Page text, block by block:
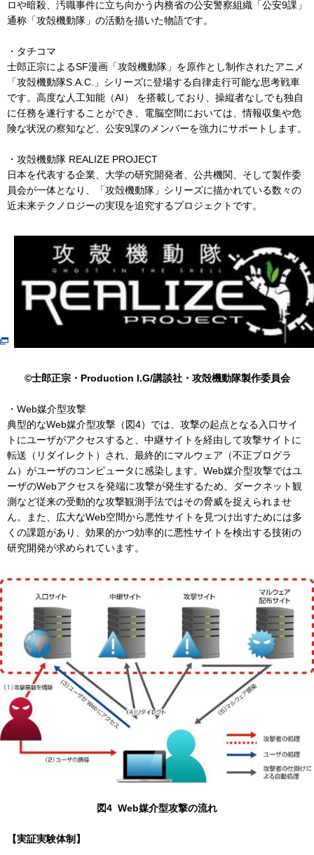
ロや暗殺、汚職事件に立ち向かう内務省の公安警察組織「公安9課」
通称「攻殻機動隊」の活動を描いた物語です。
・タチコマ
士郎正宗によるSF漫画「攻殻機動隊」を原作とし制作されたアニメ
「攻殻機動隊S.A.C.」シリーズに登場する自律走行可能な思考戦車
です。高度な人工知能（AI） を搭載しており、操縦者なしでも独自
に任務を遂行することができ、電脳空間においては、情報収集や危
険な状況の察知など、公安9課のメンバーを強力にサポートします。
・攻殻機動隊 REALIZE PROJECT
日本を代表する企業、大学の研究開発者、公共機関、そして製作委
員会が一体となり、「攻殻機動隊」シリーズに描かれている数々の
近未来テクノロジーの実現を追究するプロジェクトです。
©士郎正宗・Production I.G/講談社・攻殻機動隊製作委員会
・Web媒介型攻撃
典型的なWeb媒介型攻撃（図4）では、攻撃の起点となる入口サイ
トにユーザがアクセスすると、中継サイトを経由して攻撃サイトに
転送（リダイレクト）され、最終的にマルウェア（不正プログラ
ム）がユーザのコンピュータに感染します。Web媒介型攻撃ではユ
ーザのWebアクセスを発端に攻撃が発生するため、ダークネット観
測など従来の受動的な攻撃観測手法ではその脅威を捉えられませ
ん。また、広大なWeb空間から悪性サイトを見つけ出すためには多
くの課題があり、効果的かつ効率的に悪性サイトを検出する技術の
研究開発が求められています。
図4 Web媒介型攻撃の流れ
【実証実験体制】